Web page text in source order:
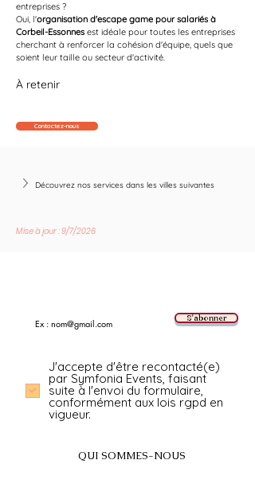
entreprises ?
Oui, l'organisation d'escape game pour salariés à
Corbeil-Essonnes est idéale pour toutes les entreprises
cherchant à renforcer la cohésion d'équipe, quels que
soient leur taille ou secteur d'activité.
À retenir
Contactez-nous
Découvrez nos services dans les villes suivantes
Mise à jour : 9/7/2026
S'abonner
J'accepte d'être recontacté(e)
par Symfonia Events, faisant
suite à l'envoi du formulaire,
conformément aux lois rgpd en
vigueur.
QUI SOMMES-NOUS